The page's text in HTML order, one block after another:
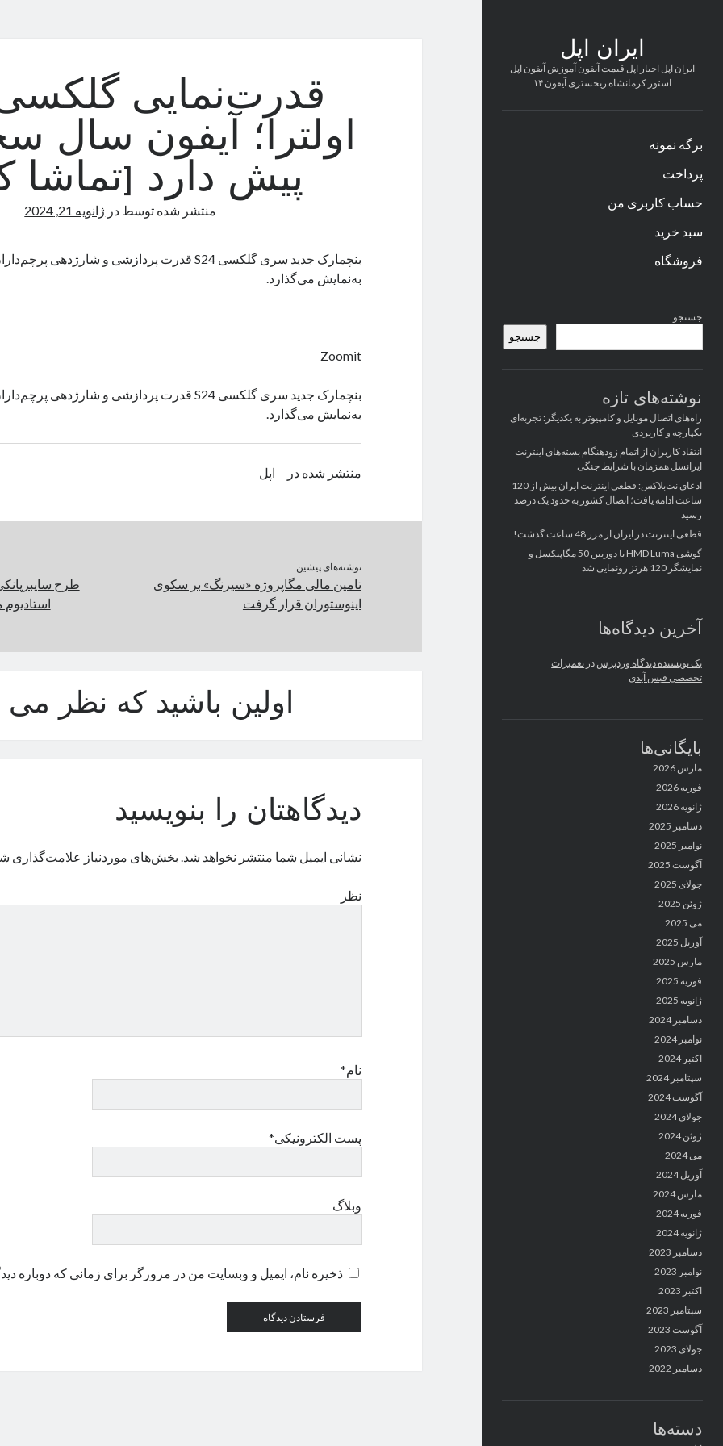
ایران اپل
ایران اپل اخبار اپل قیمت آیفون آموزش آیفون اپل
استور کرمانشاه ریجستری آیفون ۱۴
برگه نمونه
پرداخت
حساب کاربری من
سبد خرید
فروشگاه
کناری
جستجو
جستجو
نوشته‌های تازه
راه‌های اتصال موبایل و کامپیوتر به یکدیگر: تجربه‌ای
یکپارچه و کاربردی
انتقاد کاربران از اتمام زودهنگام بسته‌های اینترنت
ایرانسل همزمان با شرایط جنگی
ادعای نت‌بلاکس: قطعی اینترنت ایران بیش از 120
ساعت ادامه یافت؛ اتصال کشور به حدود یک درصد
رسید
قطعی اینترنت در ایران از مرز 48 ساعت گذشت!
گوشی HMD Luma با دوربین 50 مگاپیکسل و
نمایشگر 120 هرتز رونمایی شد
آخرین دیدگاه‌ها
یک نویسنده دیدگاه وردپرس در تعمیرات
تخصصی فیس آیدی
بایگانی‌ها
مارس 2026
فوریه 2026
ژانویه 2026
دسامبر 2025
نوامبر 2025
آگوست 2025
جولای 2025
ژوئن 2025
می 2025
آوریل 2025
مارس 2025
فوریه 2025
ژانویه 2025
دسامبر 2024
نوامبر 2024
اکتبر 2024
سپتامبر 2024
آگوست 2024
جولای 2024
ژوئن 2024
می 2024
آوریل 2024
مارس 2024
فوریه 2024
ژانویه 2024
دسامبر 2023
نوامبر 2023
اکتبر 2023
سپتامبر 2023
آگوست 2023
جولای 2023
دسامبر 2022
دسته‌ها
اولترا؛ آیفون سال
پیش دارد [تماشا
منتشر شده توسط در ژانویه 21, 2024
به‌نمایش می‌گذارد.
Zoomit
به‌نمایش می‌گذارد.
منتشر شده در اپل
نوشته‌های پیشین
تامین مالی مگاپروژه «سیرنگ» بر سکوی
اینوستوران قرار گرفت
طرح
استادیوم
اولین باشید که نظر می
دیدگاهتان را بنویسید
نشانی ایمیل شما منتشر نخواهد شد. بخش‌های موردنیاز علامت‌گذاری
نظر
نام*
پست الکترونیکی*
وبلاگ
ذخیره نام، ایمیل و وبسایت من در مرورگر برای زمانی که دوباره